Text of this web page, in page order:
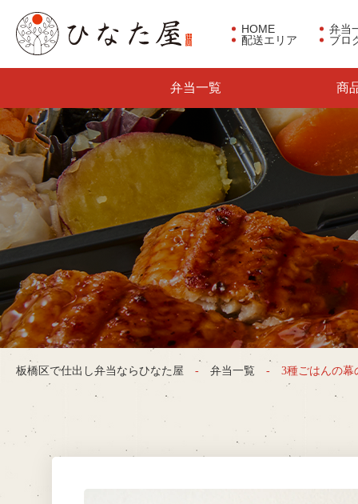
東京都板橋区で仕出し弁当な
HOME
弁当
配送エリア
ブロ
弁当一覧 商
板橋区で仕出し弁当ならひなた屋 弁当一覧 3種ごはんの幕